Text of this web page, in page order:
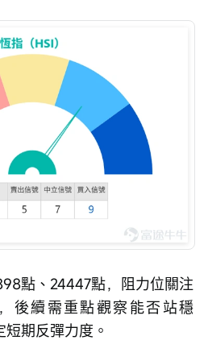
點、24447點，阻力位關注
後續需重點觀察能否站穩
期反彈力度。